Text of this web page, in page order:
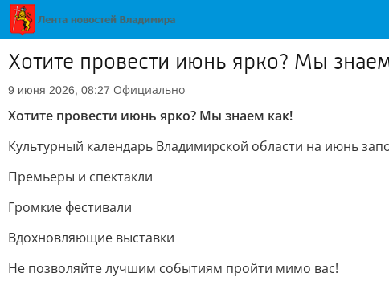
Хотите провести июнь ярко? Мы
9 июня 2026, 08:27 Официально
Хотите провести июнь ярко? Мы знаем как!
Культурный календарь Владимирской области на июнь
Премьеры и спектакли
Громкие фестивали
Вдохновляющие выставки
Не позволяйте лучшим событиям пройти мимо вас!